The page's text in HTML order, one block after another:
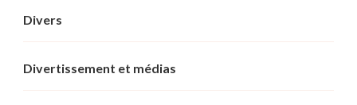
Divers
Divertissement et médias